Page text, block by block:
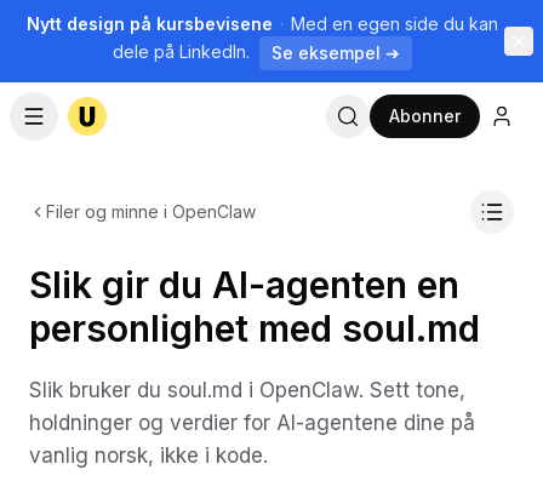
Nytt design på kursbevisene · Med en egen side du kan
dele på LinkedIn.
Se eksempel ➔
Abonner
Filer og minne i OpenClaw
Slik gir du AI-agenten en
personlighet med soul.md
Slik bruker du soul.md i OpenClaw. Sett tone,
holdninger og verdier for AI-agentene dine på
vanlig norsk, ikke i kode.